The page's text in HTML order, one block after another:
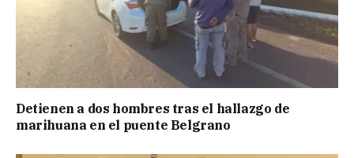
Detienen a dos hombres tras el hallazgo de
marihuana en el puente Belgrano